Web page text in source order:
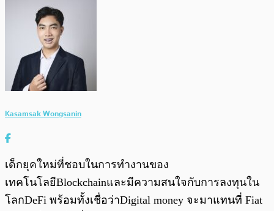
Kasamsak Wongsanin
เด็กยุคใหม่ที่ชอบในการทำงานของ
เทคโนโลยีBlockchainและมีความสนใจกับการลงทุนใน
โลกDeFi พร้อมทั้งเชื่อว่าDigital money จะมาแทนที่ Fiat